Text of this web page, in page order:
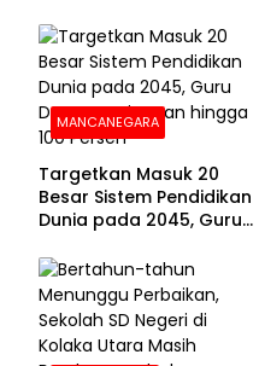
MANCANEGARA
Targetkan Masuk 20
Besar Sistem Pendidikan
Dunia pada 2045, Guru
100 Persen